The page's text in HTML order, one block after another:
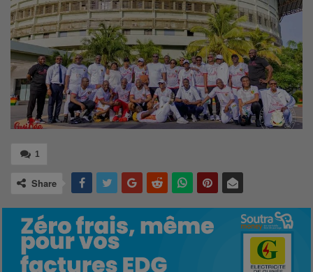
1
Share